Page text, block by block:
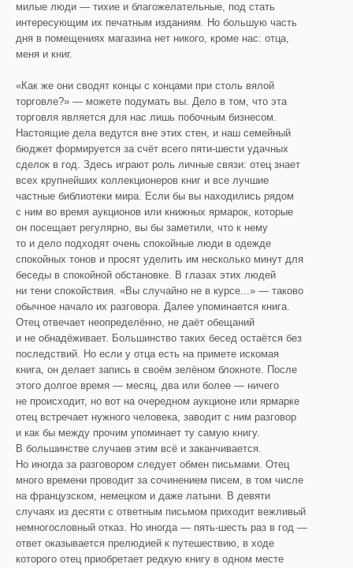
милые люди — тихие и благожелательные, под стать
интересующим их печатным изданиям. Но большую часть
дня в помещениях магазина нет никого, кроме нас: отца,
меня и книг.
«Как же они сводят концы с концами при столь вялой
торговле?» — можете подумать вы. Дело в том, что эта
торговля является для нас лишь побочным бизнесом.
Настоящие дела ведутся вне этих стен, и наш семейный
бюджет формируется за счёт всего пяти-шести удачных
сделок в год. Здесь играют роль личные связи: отец знает
всех крупнейших коллекционеров книг и все лучшие
частные библиотеки мира. Если бы вы находились рядом
с ним во время аукционов или книжных ярмарок, которые
он посещает регулярно, вы бы заметили, что к нему
то и дело подходят очень спокойные люди в одежде
спокойных тонов и просят уделить им несколько минут для
беседы в спокойной обстановке. В глазах этих людей
ни тени спокойствия. «Вы случайно не в курсе...» — таково
обычное начало их разговора. Далее упоминается книга.
Отец отвечает неопределённо, не даёт обещаний
и не обнадёживает. Большинство таких бесед остаётся без
последствий. Но если у отца есть на примете искомая
книга, он делает запись в своём зелёном блокноте. После
этого долгое время — месяц, два или более — ничего
не происходит, но вот на очередном аукционе или ярмарке
отец встречает нужного человека, заводит с ним разговор
и как бы между прочим упоминает ту самую книгу.
В большинстве случаев этим всё и заканчивается.
Но иногда за разговором следует обмен письмами. Отец
много времени проводит за сочинением писем, в том числе
на французском, немецком и даже латыни. В девяти
случаях из десяти с ответным письмом приходит вежливый
немногословный отказ. Но иногда — пять-шесть раз в год —
ответ оказывается прелюдией к путешествию, в ходе
которого отец приобретает редкую книгу в одном месте